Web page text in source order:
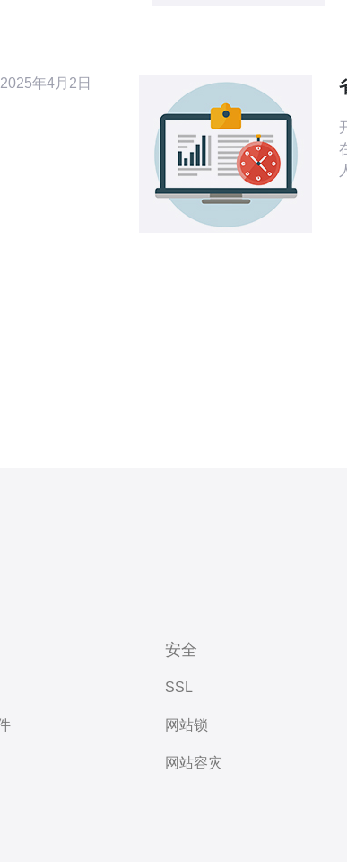
2025年4月2日
安全
SSL
网站锁
网站容灾